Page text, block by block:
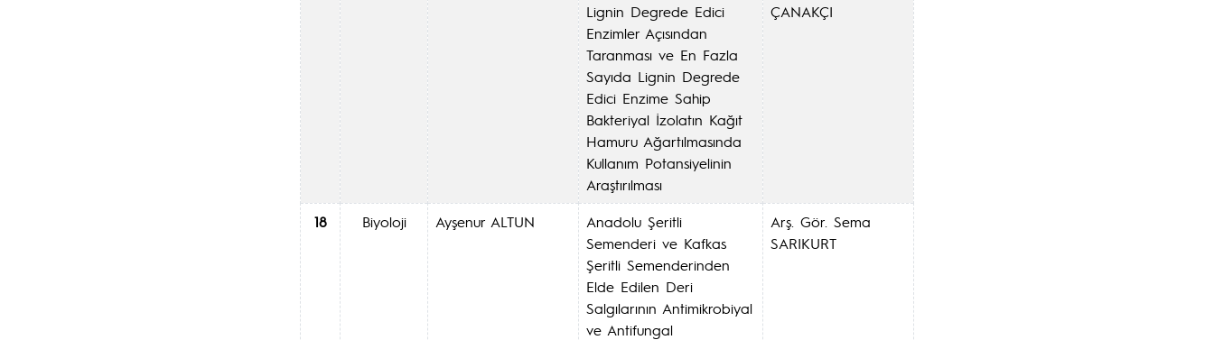
Lignin Degrede Edici
Enzimler Açısından
Taranması ve En Fazla
Sayıda Lignin Degrede
Edici Enzime Sahip
Bakteriyal İzolatın Kağıt
Hamuru Ağartılmasında
Kullanım Potansiyelinin
Araştırılması
ÇANAKÇI
18 Biyoloji Ayşenur ALTUN
Anadolu Şeritli
Semenderi ve Kafkas
Şeritli Semenderinden
Elde Edilen Deri
Salgılarının Antimikrobiyal
ve Antifungal
Arş. Gör. Sema
SARIKURT